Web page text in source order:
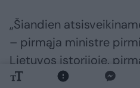
„Šiandien
– pirmąja ministre
Lietuvos istorijoje,
Respublikos